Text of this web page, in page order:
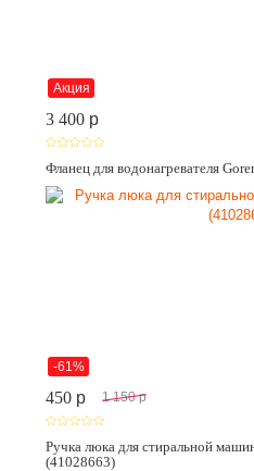
Акция
3 400 p
Фланец для водонагревателя
-61%
450 p 1 150 p
Ручка люка для стиральной
(41028663)